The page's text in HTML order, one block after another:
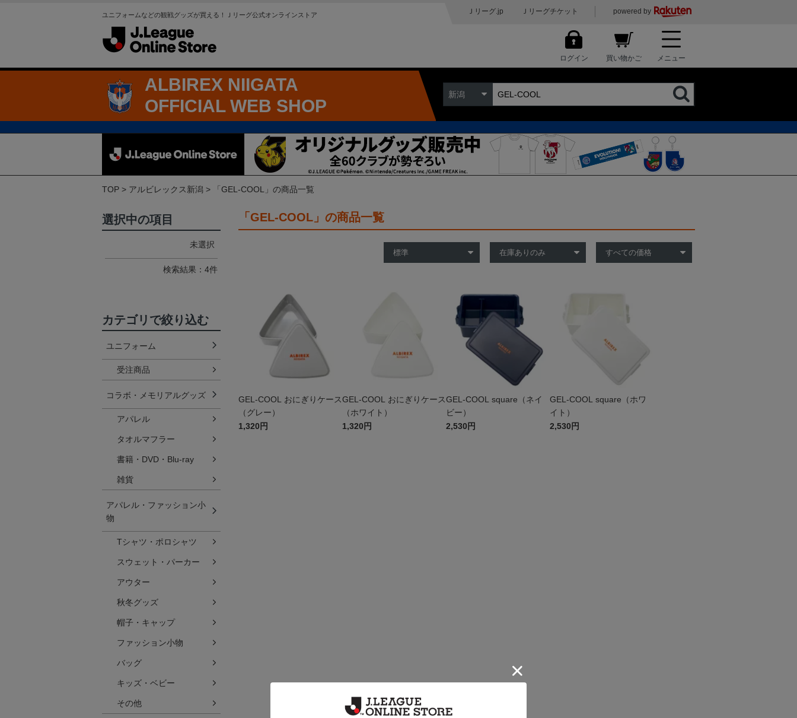
ユニフォームなどの観戦グッズが買える！Ｊリーグ公式オンラインストア Ｊリーグ.jp Ｊリーグチケット powered by
ログイン 買い物かご メニュー
ALBIREX NIIGATA
OFFICIAL WEB SHOP
新潟
TOP アルビレックス新潟 「GEL-COOL」の商品一覧
「GEL-COOL」の商品一覧
GEL-COOL おにぎりケース
（グレー）
1,320円
GEL-COOL おにぎりケース
（ホワイト）
1,320円
GEL-COOL square（ネイ
ビー）
2,530円
GEL-COOL square（ホワ
イト）
2,530円
選択中の項目
未選択
検索結果：4件
カテゴリで絞り込む
ユニフォーム
受注商品
コラボ・メモリアルグッズ
アパレル
タオルマフラー
書籍・DVD・Blu-ray
雑貨
アパレル・ファッション小
物
Tシャツ・ポロシャツ
スウェット・パーカー
アウター
秋冬グッズ
帽子・キャップ
ファッション小物
バッグ
キッズ・ベビー
その他